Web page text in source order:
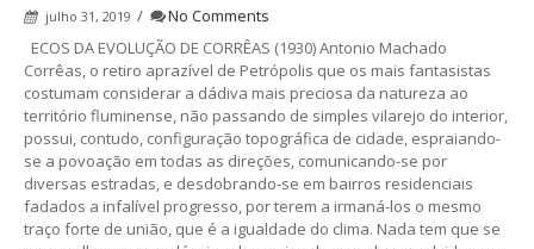
julho 31, 2019 /
No Comments
ECOS DA EVOLUÇÃO DE CORRÊAS (1930) Antonio Machado
Corrêas, o retiro aprazível de Petrópolis que os mais fantasistas
costumam considerar a dádiva mais preciosa da natureza ao
território fluminense, não passando de simples vilarejo do interior,
possui, contudo, configuração topográfica de cidade, espraiando-
se a povoação em todas as direções, comunicando-se por
diversas estradas, e desdobrando-se em bairros residenciais
fadados a infalível progresso, por terem a irmaná-los o mesmo
traço forte de união, que é a igualdade do clima. Nada tem que se